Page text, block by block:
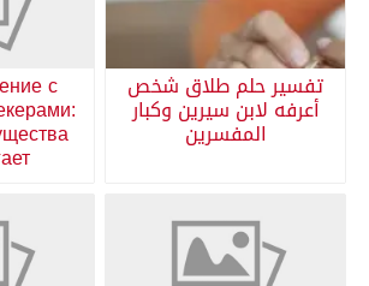
تفسير حلم طلاق شخص
أعرفه لابن سيرين وكبار
المفسرين
с